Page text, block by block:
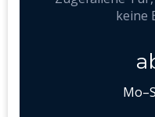
keine